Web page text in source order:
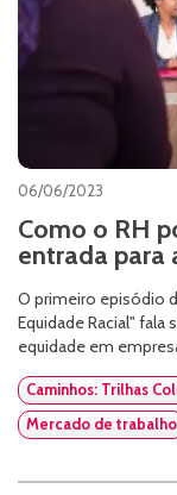
06/06/2023
Como o RH
entrada para
O primeiro episódio
Equidade Racial"
equidade em
Caminhos: Trilhas
Mercado de trabalho